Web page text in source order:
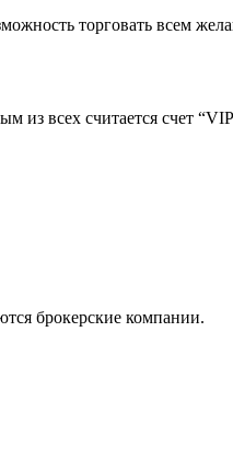
торговать всем
из всех считается счет
брокерские компании.